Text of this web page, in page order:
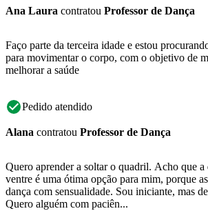
Ana Laura contratou Professor de Dança
Faço parte da terceira idade e estou
para movimentar o corpo, com o objetivo de
melhorar a saúde
Pedido atendido
Alana contratou Professor de Dança
Quero aprender a soltar o quadril. Acho que a
ventre é uma ótima opção para mim, porque
dança com sensualidade. Sou iniciante, mas
Quero alguém com paciên...